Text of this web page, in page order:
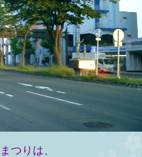
つりは、